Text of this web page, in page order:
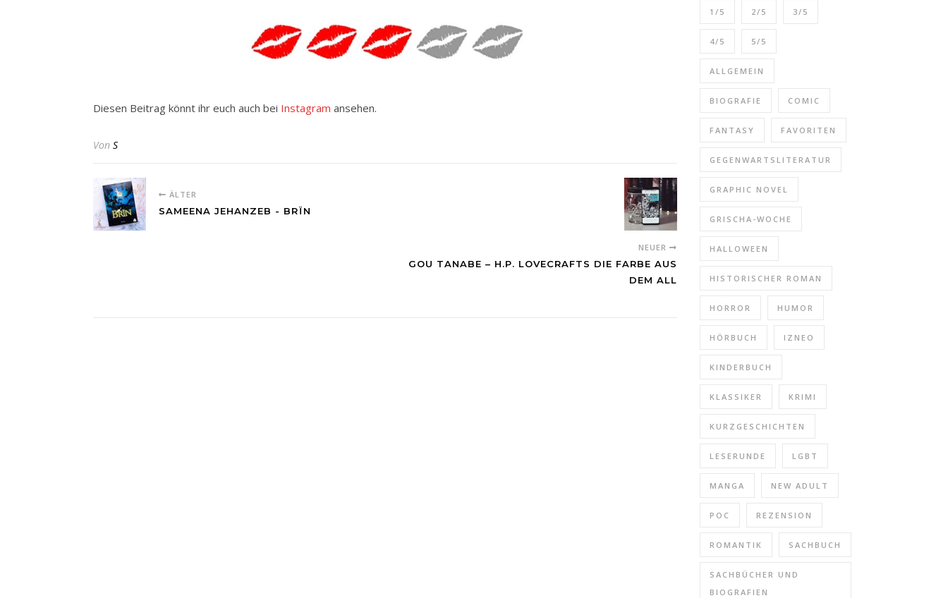
Diesen Beitrag könnt ihr euch auch bei Instagram ansehen.
Von S
ÄLTER
SAMEENA JEHANZEB - BRÏN
NEUER
GOU TANABE – H.P. LOVECRAFTS DIE FARBE AUS
DEM ALL
1/5 2/5 3/5
4/5 5/5
ALLGEMEIN
BIOGRAFIE COMIC
FANTASY FAVORITEN
GEGENWARTSLITERATUR
GRAPHIC NOVEL
GRISCHA-WOCHE
HALLOWEEN
HISTORISCHER ROMAN
HORROR HUMOR
HÖRBUCH IZNEO
KINDERBUCH
KLASSIKER KRIMI
KURZGESCHICHTEN
LESERUNDE LGBT
MANGA NEW ADULT
POC REZENSION
ROMANTIK SACHBUCH
SACHBÜCHER UND
BIOGRAFIEN